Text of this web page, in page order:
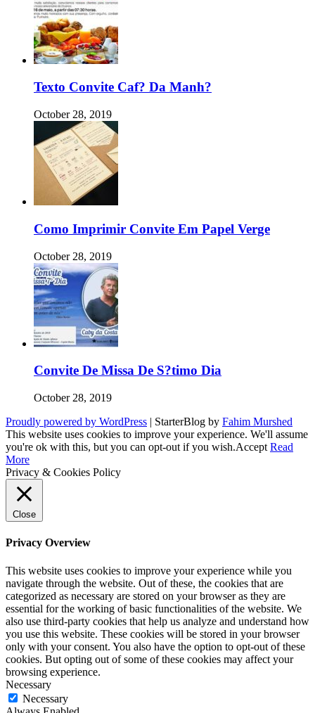
Texto Convite Caf? Da Manh?
October 28, 2019
Como Imprimir Convite Em Papel Verge
October 28, 2019
Convite De Missa De S?timo Dia
October 28, 2019
Proudly powered by WordPress | StarterBlog by Fahim Murshed
This website uses cookies to improve your experience. We'll assume
you're ok with this, but you can opt-out if you wish.Accept Read
More
Privacy & Cookies Policy
Close
Privacy Overview
This website uses cookies to improve your experience while you
navigate through the website. Out of these, the cookies that are
categorized as necessary are stored on your browser as they are
essential for the working of basic functionalities of the website. We
also use third-party cookies that help us analyze and understand how
you use this website. These cookies will be stored in your browser
only with your consent. You also have the option to opt-out of these
cookies. But opting out of some of these cookies may affect your
browsing experience.
Necessary
Necessary